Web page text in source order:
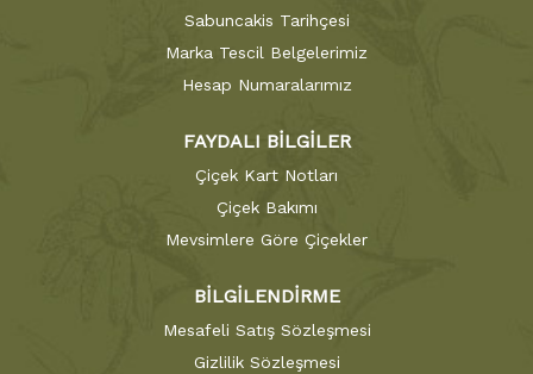
Sabuncakis Tarihçesi
Marka Tescil Belgelerimiz
Hesap Numaralarımız
FAYDALI BİLGİLER
Çiçek Kart Notları
Çiçek Bakımı
Mevsimlere Göre Çiçekler
BİLGİLENDİRME
Mesafeli Satış Sözleşmesi
Gizlilik Sözleşmesi